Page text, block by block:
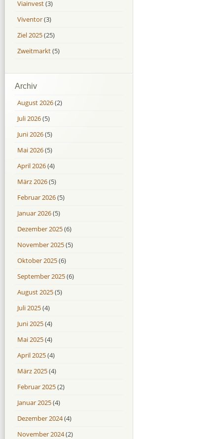
Viainvest(3)
Viventor(3)
Ziel 2025(25)
Zweitmarkt(5)
Archiv
August 2026(2)
Juli 2026(5)
Juni 2026(5)
Mai 2026(5)
April 2026(4)
März 2026(5)
Februar 2026(5)
Januar 2026(5)
Dezember 2025(6)
November 2025(5)
Oktober 2025(6)
September 2025(6)
August 2025(5)
Juli 2025(4)
Juni 2025(4)
Mai 2025(4)
April 2025(4)
März 2025(4)
Februar 2025(2)
Januar 2025(4)
Dezember 2024(4)
November 2024(2)